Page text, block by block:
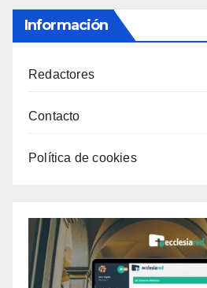
Información
Redactores
Contacto
Política de cookies